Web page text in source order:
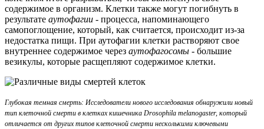
содержимое в организм. Клетки также могут погибнуть в
результате аутофагии - процесса, напоминающего
самопоглощение, который, как считается, происходит из-за
недостатка пищи. При аутофагии клетки растворяют свое
внутреннее содержимое через аутофагосомы - большие
везикулы, которые расщепляют содержимое клетки.
Глубокая темная смерть: Исследователи нового исследования обнаружили новый
тип клеточной смерти в клетках кишечника Drosophila melanogaster, который
отличается от других типов клеточной смерти несколькими ключевыми